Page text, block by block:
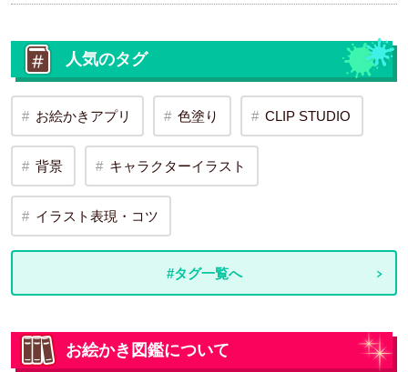
人気のタグ
お絵かきアプリ 色塗り CLIP STUDIO
背景 キャラクターイラスト
イラスト表現・コツ
#タグ一覧へ
お絵かき図鑑について